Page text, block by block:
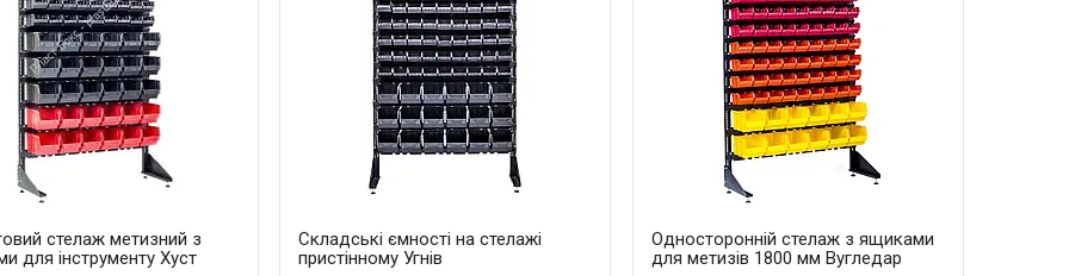
стелаж метизний з
для інструменту Хуст
Складські ємності на стелажі
пристінному Угнів
Односторонній стелаж з ящиками
для метизів 1800 мм Вугледар